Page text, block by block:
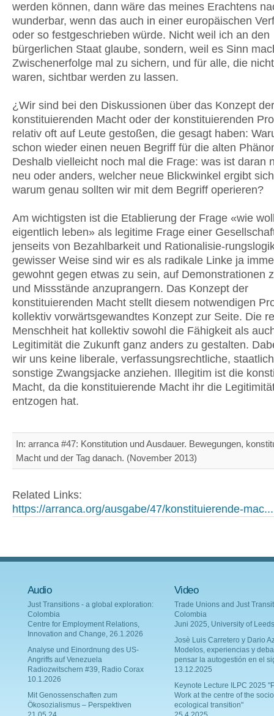
werden können, dann wäre das meines Erachtens
wunderbar, wenn das auch in einer europäischen
oder so festgeschrieben würde. Nicht weil ich an den
bürgerlichen Staat glaube, sondern, weil es Sinn
Zwischenerfolge mal zu sichern, und für alle, die
waren, sichtbar werden zu lassen.
¿Wir sind bei den Diskussionen über das Konzept der
konstituierenden Macht oder der konstituierenden
relativ oft auf Leute gestoßen, die gesagt haben:
schon wieder einen neuen Begriff für die alten
Deshalb vielleicht noch mal die Frage: was ist daran
neu oder anders, welcher neue Blickwinkel ergibt
warum genau sollten wir mit dem Begriff operieren?
Am wichtigsten ist die Etablierung der Frage «wie
eigentlich leben» als legitime Frage einer
jenseits von Bezahlbarkeit und Rationalisie-
gewisser Weise sind wir es als radikale Linke ja
gewohnt gegen etwas zu sein, auf Demonstrationen
und Missstände anzuprangern. Das Konzept der
konstituierenden Macht stellt diesem notwendigen
kollektiv vorwärtsgewandtes Konzept zur Seite. Die
Menschheit hat kollektiv sowohl die Fähigkeit als
Legitimität die Zukunft ganz anders zu gestalten.
wir uns keine liberale, verfassungsrechtliche,
sonstige­ Zwangsjacke anziehen. Illegitim ist die
Macht, da die konstituierende Macht ihr die
entzogen hat.
In: arranca #47: Konstitution und Ausdauer. Bewegungen,
Macht und der Tag danach. (November 2013)
Related Links:
https://arranca.org/ausgabe/47/konstituierende-mac...
Audio
Just Transitions - a global exploration:
Colombia
Centre for Employment Relations,
Innovation and Change, 26.1.2026
Analyse und Einordnung des US-
Angriffs auf Venezuela
Radiozwitschern #39, Radio Corax
10.1.2026
Mit Genossenschaften zum
Ökosozialismus – Perspektiven
Video
Trade Unions and Just
Colombia
Juni 2025, University of Leeds
Josè Luis Carretero y Dario
Modelos, experiencias y
pensar la autogestión en el
13.12.2025
Keynote Lecture ILPC 2025
Work at the centre of the
ecological transition"